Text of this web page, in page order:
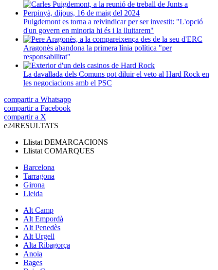
Puigdemont es torna a reivindicar per ser investit: "L'opció
d'un govern en minoria hi és i la lluitarem"
Aragonès abandona la primera línia política "per
responsabilitat"
La davallada dels Comuns pot diluir el veto al Hard Rock en
les negociacions amb el PSC
compartir a Whatsapp
compartir a Facebook
compartir a X
e24RESULTATS
Llistat DEMARCACIONS
Llistat COMARQUES
Barcelona
Tarragona
Girona
Lleida
Alt Camp
Alt Empordà
Alt Penedès
Alt Urgell
Alta Ribagorça
Anoia
Bages